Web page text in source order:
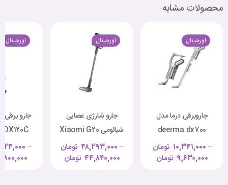
محصولات مشابه
اورجینال
جاروبرقی درما مدل
deerma dx700
تومان ۱۰,۳۴۱,۰۰۰ –
تومان ۹,۶۳۰,۰۰۰
اورجینال
جارو شارژی عصایی
شیائومی Xiaomi G20
max تومان ۴۸,۲۹۳,۰۰۰ –
تومان ۴۴,۸۴۰,۰۰۰
اورجینال
جارو برقی
–